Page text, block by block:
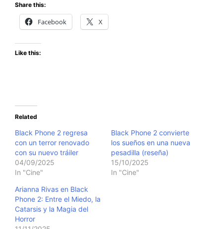
Share this:
Facebook X
Like this:
Related
Black Phone 2 regresa
con un terror renovado
con su nuevo tráiler
04/09/2025
In "Cine"
Black Phone 2 convierte
los sueños en una nueva
pesadilla (reseña)
15/10/2025
In "Cine"
Arianna Rivas en Black
Phone 2: Entre el Miedo, la
Catarsis y la Magia del
Horror